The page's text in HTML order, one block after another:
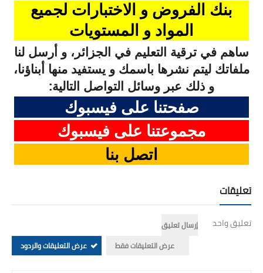
بنك الفروض و الاختبارات
محفظة الأستاذ
بنك مذكرات الاستاذ
بنك التوزيعات الشهرية
دفاتر استاذ التعليم الابتدائي
المسابقات المهنية
بحوث الرياضيات
بحوث التاريخ و الجغرافيا
بنك الفروض و الاختبارات لجميع
المواد و المستويات
ساهم في ترقية التعليم في الجزائر، و أرسل لنا
ملفاتك ليتم نشرها باسمك و يستفيد منها أبناؤنا،
و ذلك عبر وسائل التواصل التالية:
صفحتنا على فيسبوك
مجموعتنا على فيسبوك
اتصل بنا
تعليقات
تعليق واحد
إرسال تعليق
عرض التعليقات فقط
عرض التعليقات والردود